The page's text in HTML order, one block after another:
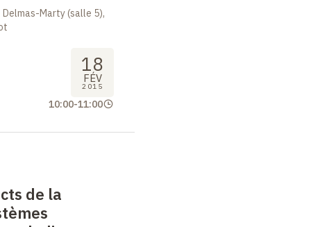
Marty (salle 5),
18
FÉV
2015
10:00-11:00
de la